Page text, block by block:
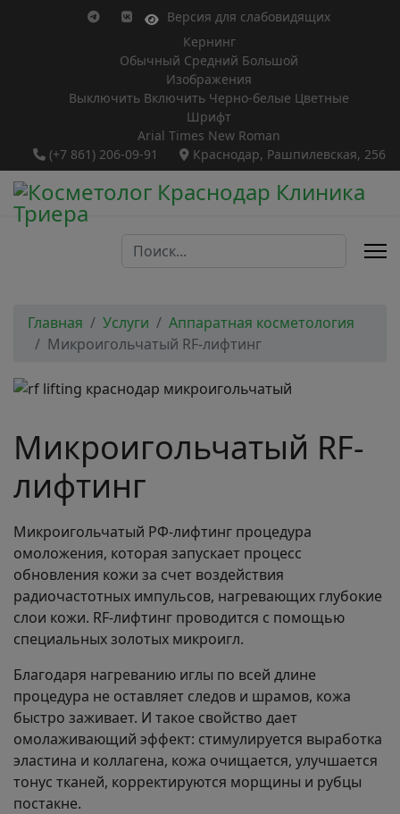
Версия для слабовидящих
Кернинг
Обычный Средний Большой
Изображения
Выключить Включить Черно-белые Цветные
Шрифт
Arial Times New Roman
(+7 861) 206-09-91
Краснодар, Рашпилевская, 256
Поиск...
Главная Услуги
Аппаратная косметология
Микроигольчатый RF-лифтинг
Микроигольчатый RF-
лифтинг
Микроигольчатый РФ-лифтинг процедура
омоложения, которая запускает процесс
обновления кожи за счет воздействия
радиочастотных импульсов, нагревающих глубокие
слои кожи. RF-лифтинг проводится с помощью
специальных золотых микроигл.
Благодаря нагреванию иглы по всей длине
процедура не оставляет следов и шрамов, кожа
быстро заживает. И такое свойство дает
омолаживающий эффект: стимулируется выработка
эластина и коллагена, кожа очищается, улучшается
тонус тканей, корректируются морщины и рубцы
постакне.